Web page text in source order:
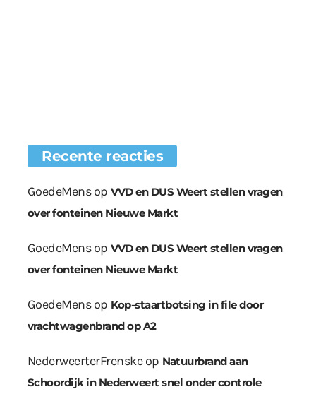
Recente reacties
GoedeMensop VVD en DUS Weert stellen vragen
over fonteinen Nieuwe Markt
GoedeMensop VVD en DUS Weert stellen vragen
over fonteinen Nieuwe Markt
GoedeMensop Kop-staartbotsing in file door
vrachtwagenbrand op A2
NederweerterFrenskeop Natuurbrand aan
Schoordijk in Nederweert snel onder controle